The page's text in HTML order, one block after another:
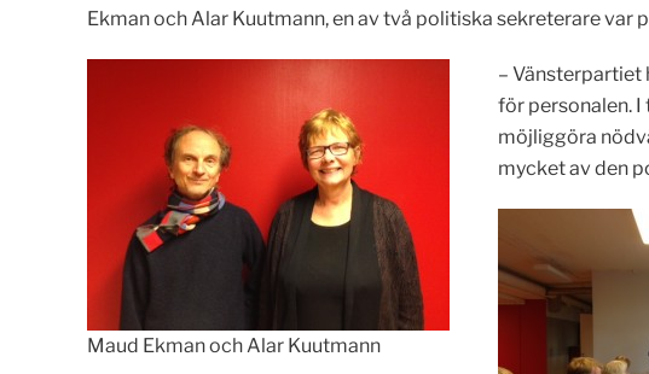
Ekman och Alar Kuutmann, en av två politiska sekreterare
Maud Ekman och Alar Kuutmann
– Vänsterpartiet
för personalen.
möjliggöra
mycket av den